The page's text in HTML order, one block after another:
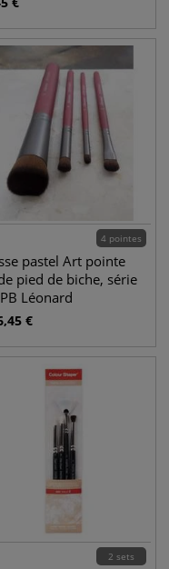
4 pointes
pastel Art pointe
pied de biche, série
Léonard
€
2 sets